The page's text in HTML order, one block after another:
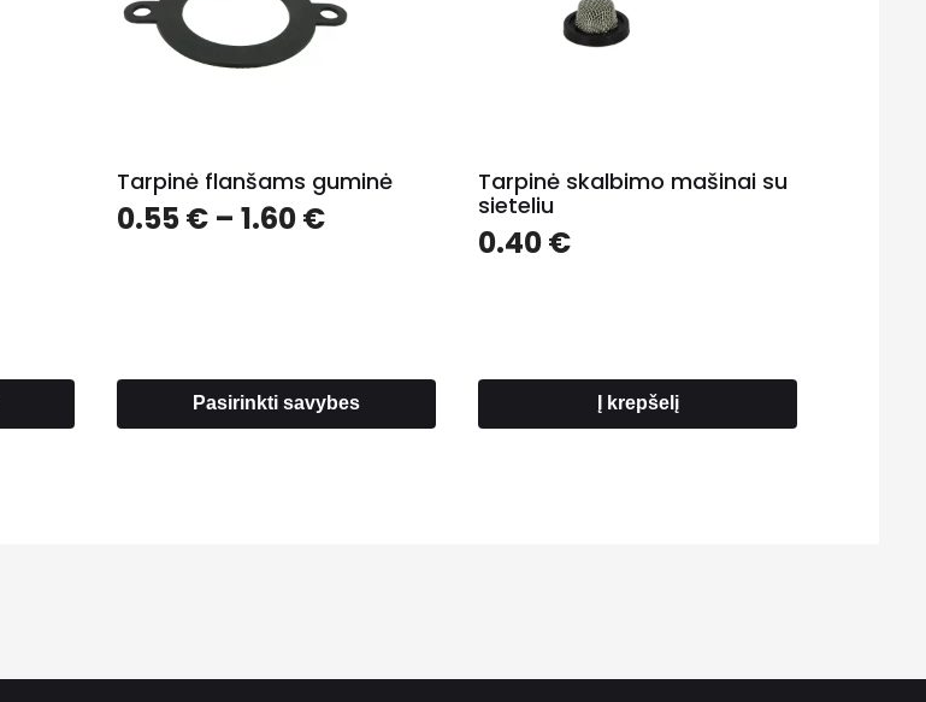
Tarpinė flanšams guminė
0.55€ – 1.60€Price
Pasirinkti savybes
Tarpinė skalbimo mašinai su
sieteliu
0.40€
Į krepšelį